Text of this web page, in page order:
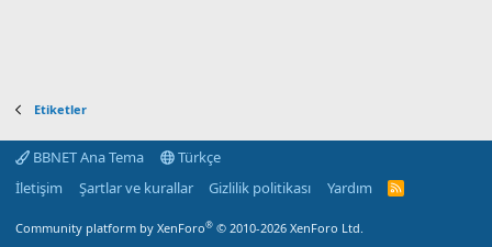
Etiketler
BBNET Ana Tema
Türkçe
İletişim
Şartlar ve kurallar Gizlilik politikası Yardım
R
Community platform by XenForo® © 2010-2026 XenForo Ltd.